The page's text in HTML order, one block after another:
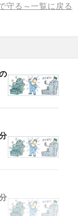
守る～一覧に戻る